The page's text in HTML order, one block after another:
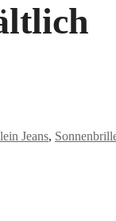
Jeans,